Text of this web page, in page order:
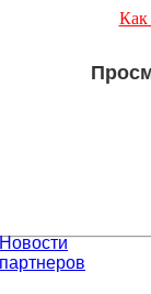
Как
Новости
партнеров